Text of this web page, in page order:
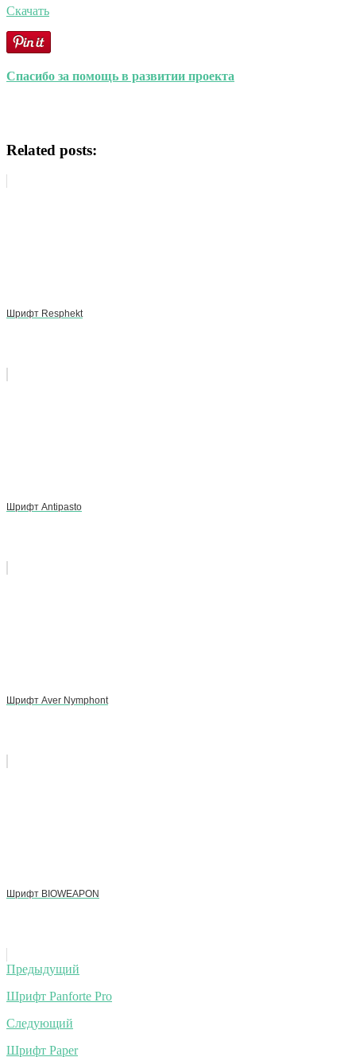
Скачать
Спасибо за помощь в развитии проекта
Related posts:
Шрифт Resphekt
Шрифт Antipasto
Шрифт Aver Nymphont
Шрифт BIOWEAPON
Навигация
по
записям
Предыдущий
Шрифт Panforte Pro
Следующий
Шрифт Paper